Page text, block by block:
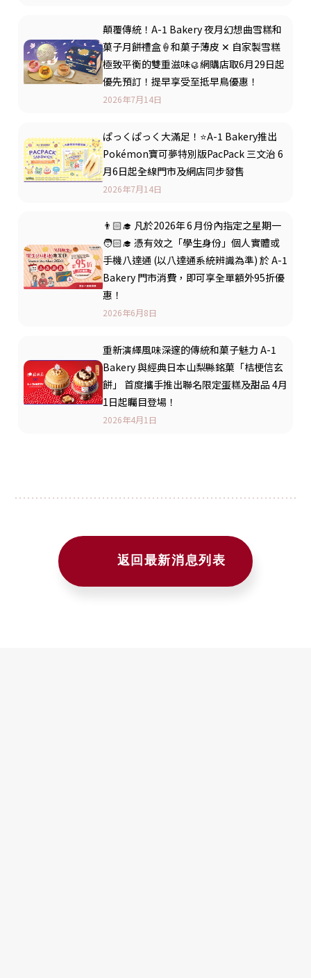
顛覆傳統！A-1 Bakery 夜月幻想曲雪糕和
菓子月餅禮盒🍦和菓子薄皮 ✕ 自家製雪糕
極致平衡的雙重滋味🥮網購店取6月29日起
優先預訂！提早享受至抵早鳥優惠！
2026年7月14日
ぱっくぱっく大滿足！⭐A-1 Bakery推出
Pokémon寶可夢特別版PacPack 三文治 6
月6日起全線門市及網店同步發售
2026年7月14日
👨🏻‍🎓 凡於2026年 6 月份內指定之星期一
🧑🏻‍🎓 憑有效之「學生身份」個人實體或
手機八達通 (以八達通系統辨識為準) 於 A-1
Bakery 門市消費，即可享全單額外95折優
惠！
2026年6月8日
重新演繹風味深邃的傳統和菓子魅力 A-1
Bakery 與經典日本山梨縣銘菓「桔梗信玄
餅」 首度攜手推出聯名限定蛋糕及甜品 4月
1日起矚目登場！
2026年4月1日
返回最新消息列表